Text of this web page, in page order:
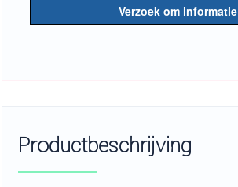
Verzoek om informatie
Productbeschrijving